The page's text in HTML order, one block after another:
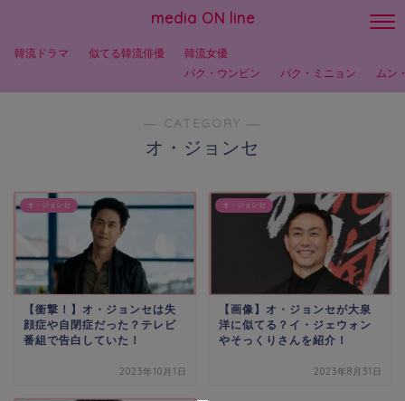
media ON line
韓流ドラマ 似てる韓流俳優
韓流女優
パク・ウンビン
パク・ミニョン ムン
― CATEGORY ―
オ・ジョンセ
オ・ジョンセ
【衝撃！】オ・ジョンセは失
顔症や自閉症だった？テレビ
番組で告白していた！
2023年10月1日
オ・ジョンセ
【画像】オ・ジョンセが大泉
洋に似てる？イ・ジェウォン
やそっくりさんを紹介！
2023年8月31日